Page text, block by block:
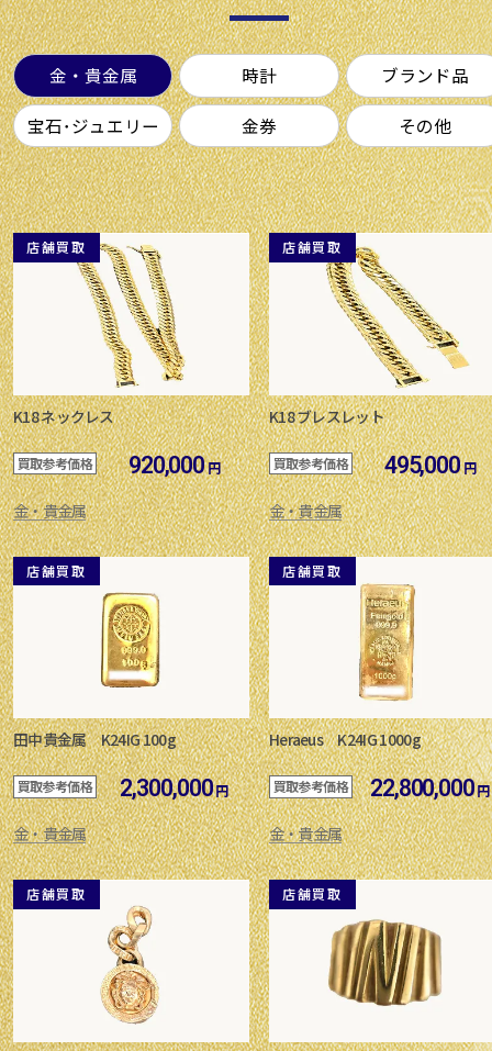
金・貴金属 時計 ブランド品
宝石･ジュエリー 金券 その他
K18 ネックレス
店舗買取
買取参考価格 920,000円
金・貴金属
K18 ブレスレット
店舗買取
買取参考価格 495,000円
金・貴金属
田中貴金属 K24IG 100g
店舗買取
買取参考価格 2,300,000円
金・貴金属
Heraeus K24IG 1000g
店舗買取
買取参考価格 22,800,000円
金・貴金属
店舗買取 店舗買取